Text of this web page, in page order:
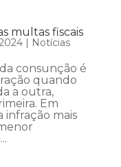
multas fiscais
| Notícias
consunção é
quando
a outra,
Em
infração mais